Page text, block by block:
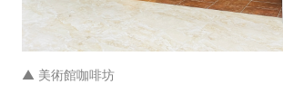
▲ 美術館咖啡坊